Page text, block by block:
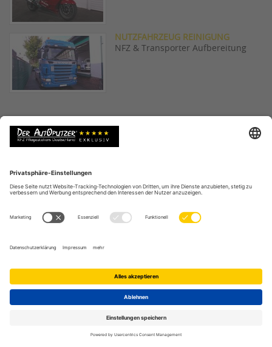
NUTZFAHRZEUG REINIGUNG
NFZ & Transporter Aufbereitung
EXKLUSIVPARTNER IN
Saisonale Fahrzeugpflege
Leasingfahrzeug Aufbereitung
Auto Verkaufsaufbereitung
Geruchsbeseitigung & Ozoneinsatz